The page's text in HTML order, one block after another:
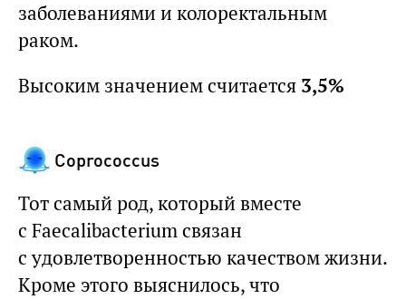
заболеваниями и колоректальным
раком.
Высоким значением считается 3,5%
Coprococcus
Тот самый род, который вместе
с Faecalibacterium связан
с удовлетворенностью качеством жизни.
Кроме этого выяснилось, что